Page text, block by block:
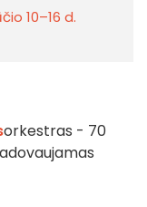
10–16 d.
orkestras - 70